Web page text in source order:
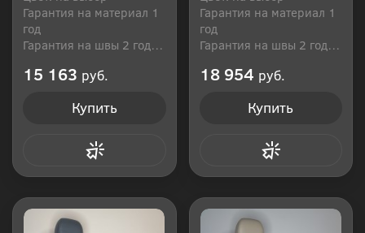
Гарантия на материал 1
год
Гарантия на швы 2 года
15 163 руб.
Купить
Гарантия на материал 1
год
Гарантия на швы 2 года
18 954 руб.
Купить